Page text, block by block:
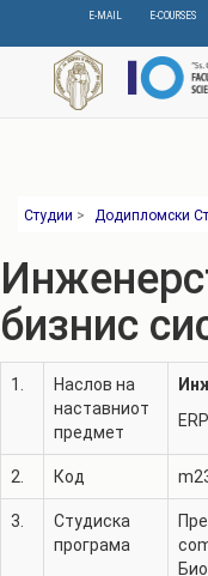
content
E-MAIL E-COURSES
Студии > Додипломски
бизнис
1.
Наслов на
наставниот
предмет
2. Код
3.
Студиска
програма